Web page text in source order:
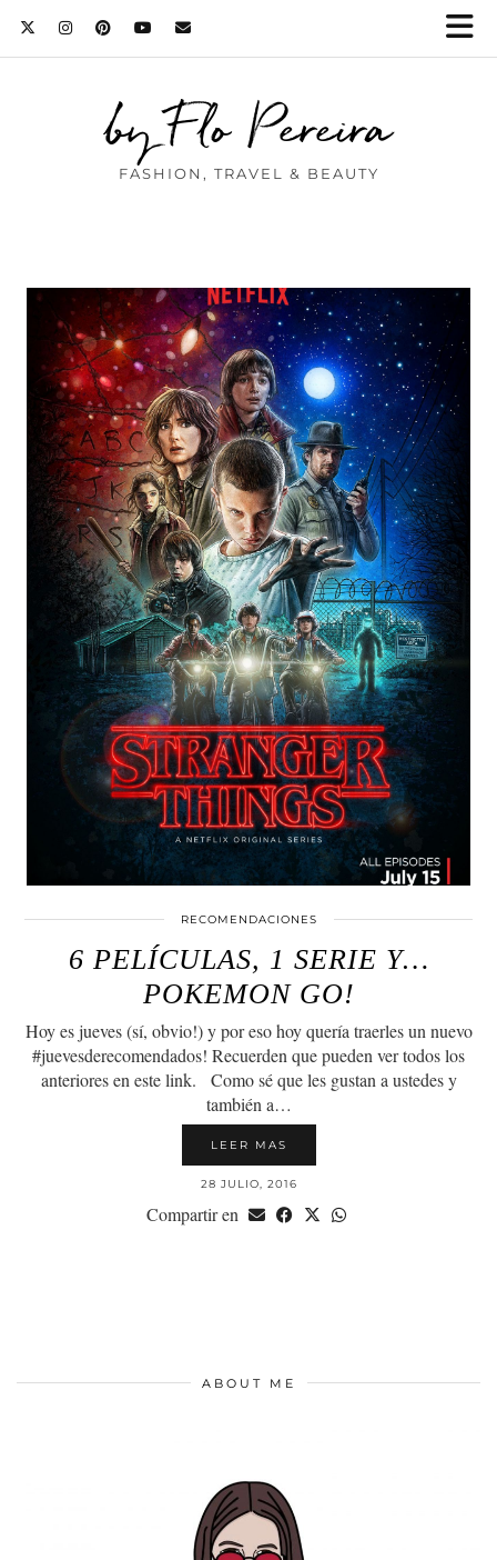
by Flo Pereira
FASHION, TRAVEL & BEAUTY
RECOMENDACIONES
6 PELÍCULAS, 1 SERIE Y…
POKEMON GO!
Hoy es jueves (sí, obvio!) y por eso hoy quería traerles un nuevo
#juevesderecomendados! Recuerden que pueden ver todos los
anteriores en este link. Como sé que les gustan a ustedes y
también a…
LEER MAS
28 JULIO, 2016
Compartir en
ABOUT ME